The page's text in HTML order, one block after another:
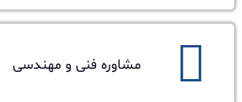
مشاوره فنی و مهندسی